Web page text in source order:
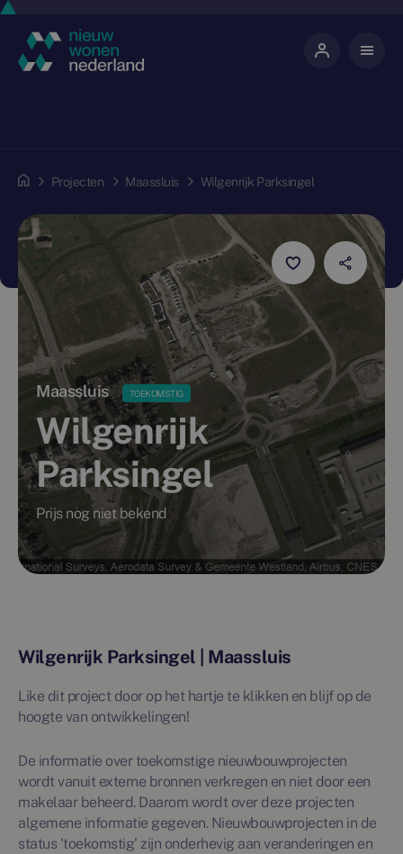
Projecten Maassluis Wilgenrijk Parksingel
Maassluis TOEKOMSTIG
Wilgenrijk
Parksingel
Prijs nog niet bekend
Wilgenrijk Parksingel | Maassluis
Like dit project door op het hartje te klikken en blijf op de
hoogte van ontwikkelingen!
De informatie over toekomstige nieuwbouwprojecten
wordt vanuit externe bronnen verkregen en niet door een
makelaar beheerd. Daarom wordt over deze projecten
algemene informatie gegeven. Nieuwbouwprojecten in de
status 'toekomstig' zijn onderhevig aan veranderingen en